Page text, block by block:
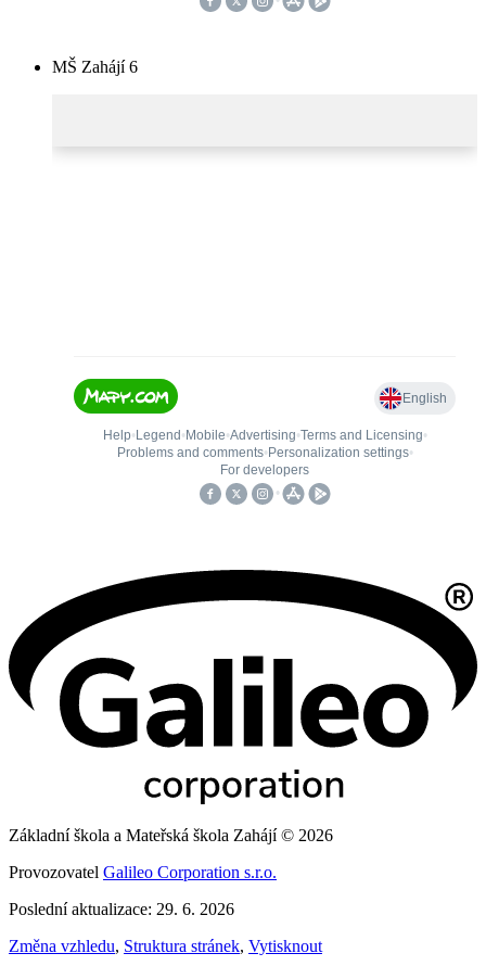
MŠ Zahájí 6
Základní škola a Mateřská škola Zahájí © 2026
Provozovatel Galileo Corporation s.r.o.
Poslední aktualizace: 29. 6. 2026
Změna vzhledu, Struktura stránek, Vytisknout